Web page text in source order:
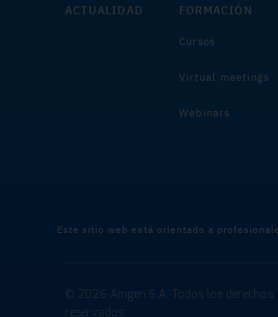
ACTUALIDAD FORMACIÓN
Cursos
Virtual meetings
Webinars
© 2026 Amgen S.A. Todos los derechos
reservados.
Este sitio web está orientado a